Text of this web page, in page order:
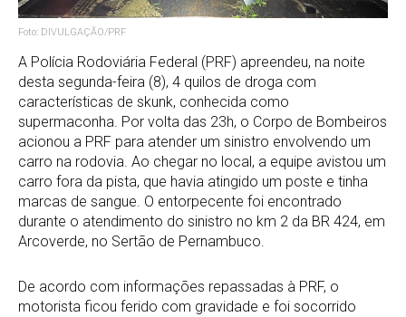
Foto: DIVULGAÇÃO/PRF
A Polícia Rodoviária Federal (PRF) apreendeu, na noite
desta segunda-feira (8), 4 quilos de droga com
características de skunk, conhecida como
supermaconha. Por volta das 23h, o Corpo de Bombeiros
acionou a PRF para atender um sinistro envolvendo um
carro na rodovia. Ao chegar no local, a equipe avistou um
carro fora da pista, que havia atingido um poste e tinha
marcas de sangue. O entorpecente foi encontrado
durante o atendimento do sinistro no km 2 da BR 424, em
Arcoverde, no Sertão de Pernambuco.
De acordo com informações repassadas à PRF, o
motorista ficou ferido com gravidade e foi socorrido